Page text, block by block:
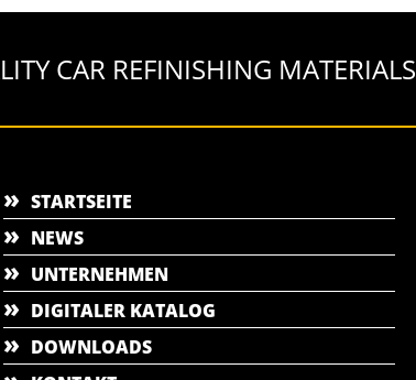
CAR REFINISHING MATERIALS
STARTSEITE
NEWS
UNTERNEHMEN
DIGITALER KATALOG
DOWNLOADS